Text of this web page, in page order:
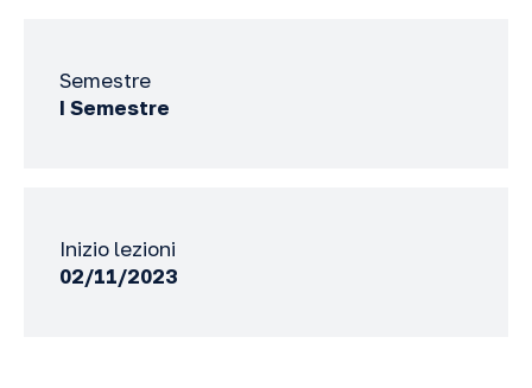
Semestre
I Semestre
Inizio lezioni
02/11/2023